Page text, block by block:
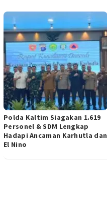
Polda Kaltim Siagakan 1.619
Personel & SDM Lengkap
Hadapi Ancaman Karhutla dan
El Nino